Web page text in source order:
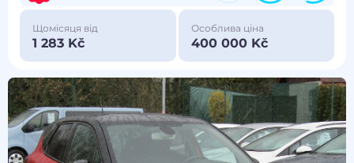
Щомісяця від
1 283 Kč
Особлива ціна
400 000 Kč